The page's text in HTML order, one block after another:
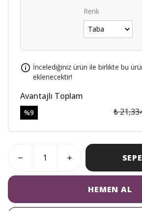
Renk
İncelediğiniz ürün ile birlikte bu
eklenecektir!
Avantajlı Toplam
%9 ₺
HEMEN AL